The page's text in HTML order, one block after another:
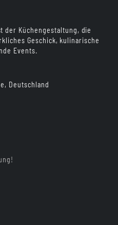
der Küchengestaltung, die
Geschick, kulinarische
Events.
Deutschland